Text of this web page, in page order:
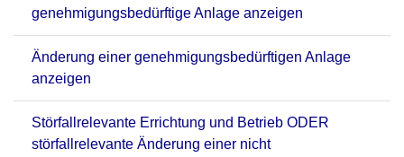
genehmigungsbedürftige Anlage anzeigen
Änderung einer genehmigungsbedürftigen Anlage
anzeigen
Störfallrelevante Errichtung und Betrieb ODER
störfallrelevante Änderung einer nicht